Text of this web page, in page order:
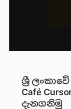
ශ්‍රී
Café
දැනගනිමු